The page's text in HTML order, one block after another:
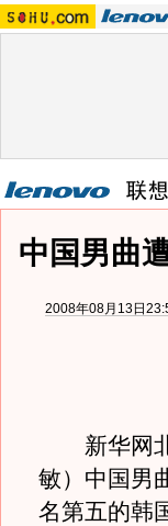
中国男曲
2008年08月13日
新华网北
敏）中国男
名第五的韩